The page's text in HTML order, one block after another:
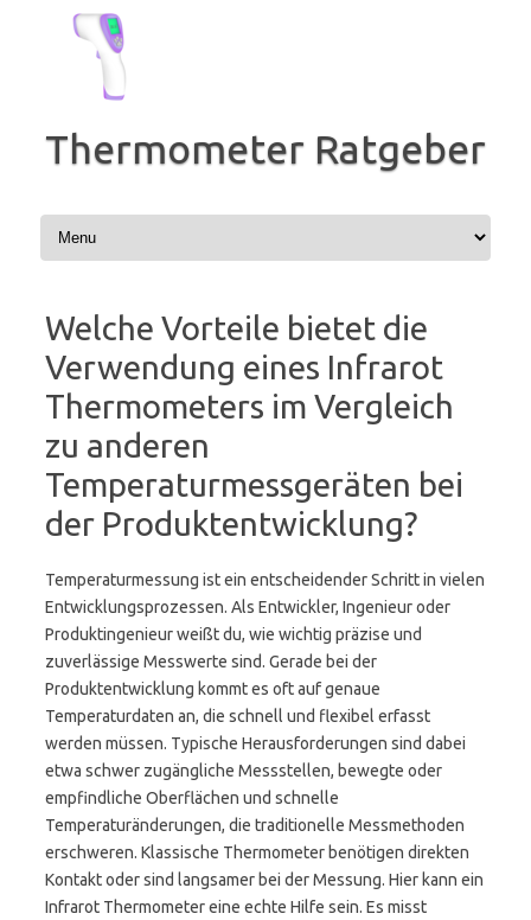
springen
Thermometer Ratgeber
Welche Vorteile bietet die
Verwendung eines Infrarot
Thermometers im Vergleich
zu anderen
Temperaturmessgeräten bei
der Produktentwicklung?
Temperaturmessung ist ein entscheidender Schritt in vielen
Entwicklungsprozessen. Als Entwickler, Ingenieur oder
Produktingenieur weißt du, wie wichtig präzise und
zuverlässige Messwerte sind. Gerade bei der
Produktentwicklung kommt es oft auf genaue
Temperaturdaten an, die schnell und flexibel erfasst
werden müssen. Typische Herausforderungen sind dabei
etwa schwer zugängliche Messstellen, bewegte oder
empfindliche Oberflächen und schnelle
Temperaturänderungen, die traditionelle Messmethoden
erschweren. Klassische Thermometer benötigen direkten
Kontakt oder sind langsamer bei der Messung. Hier kann ein
Infrarot Thermometer eine echte Hilfe sein. Es misst